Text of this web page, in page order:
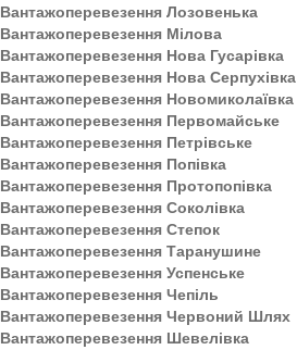
Вантажоперевезення Лозовенька
Вантажоперевезення Мілова
Вантажоперевезення Нова Гусарівка
Вантажоперевезення Нова Серпухівка
Вантажоперевезення Новомиколаївка
Вантажоперевезення Первомайське
Вантажоперевезення Петрівське
Вантажоперевезення Попівка
Вантажоперевезення Протопопівка
Вантажоперевезення Соколівка
Вантажоперевезення Степок
Вантажоперевезення Таранушине
Вантажоперевезення Успенське
Вантажоперевезення Чепіль
Вантажоперевезення Червоний Шлях
Вантажоперевезення Шевелівка